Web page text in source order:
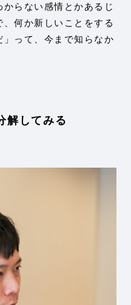
らない感情とかあるじ
何か新しいことをする
って、今まで知らなか
解してみる